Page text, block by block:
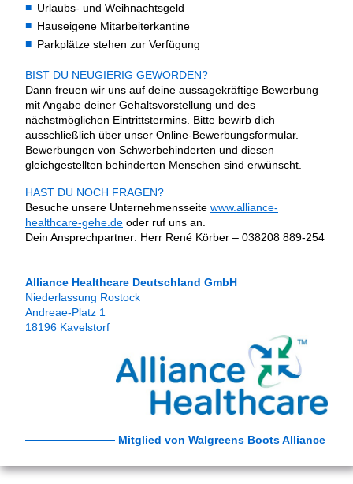
Urlaubs- und Weihnachtsgeld
Hauseigene Mitarbeiterkantine
Parkplätze stehen zur Verfügung
BIST DU NEUGIERIG GEWORDEN?
Dann freuen wir uns auf deine aussagekräftige Bewerbung
mit Angabe deiner Gehaltsvorstellung und des
nächstmöglichen Eintrittstermins. Bitte bewirb dich
ausschließlich über unser Online-Bewerbungsformular.
Bewerbungen von Schwerbehinderten und diesen
gleichgestellten behinderten Menschen sind erwünscht.
HAST DU NOCH FRAGEN?
Besuche unsere Unternehmensseite www.alliance-
healthcare-gehe.de oder ruf uns an.
Dein Ansprechpartner: Herr René Körber – 038208 889-254
Alliance Healthcare Deutschland GmbH
Niederlassung Rostock
Andreae-Platz 1
18196 Kavelstorf